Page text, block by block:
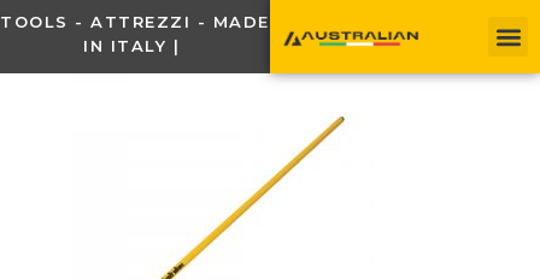
TOOLS - ATTREZZI - MADE
IN ITALY |